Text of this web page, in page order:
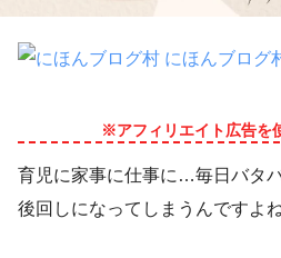
※アフィリエイト広告を
育児に家事に仕事に…毎日バタ
後回しになってしまうんですよ